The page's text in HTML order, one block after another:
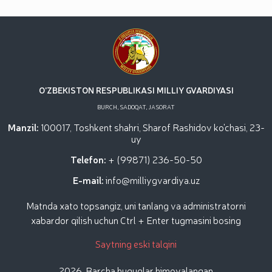
gvardiya Temurbeklar maktabi o‘quvchilari bilan
“Dronlardan foydalanish va ularning texnik
xususiyatlari” mavzusida ko‘rgazmali mashg‘ulot
tashkil etildi / / Milliy gvardiya Toshkent mintaqaviy
o‘quv markazida "Obyektlarni qo‘riqlash tizimida
uchuvchisiz uchadigan apparatlarini qo‘llash
istiqbollari” mavzusida Respublika ilmiy-amaliy
namozlari o‘qilishi vaqtida jamoat tartibi hamda
fuqarolar xavfsizligi taʼminlanad / / O‘zbekiston
Respublikasi Prezidentining "Ikkinchi jahon urushi
qatnashchilarini rag‘batlantirish to‘g‘risida"gi
O'ZBEKISTON RESPUBLIKASI MILLIY GVARDIYASI
BURCH, SADOQAT, JASORAT
Manzil: 100017, Toshkent shahri, Sharof Rashidov ko'chasi, 23-
uy
Telefon: + (99871) 236-50-50
E-mail:info@milliygvardiya.uz
Matnda xato topsangiz, uni tanlang va administratorni
xabardor qilish uchun Ctrl + Enter tugmasini bosing
Saytning eski talqini